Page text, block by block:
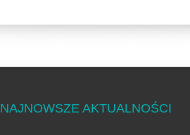
NAJNOWSZE AKTUALNOŚCI